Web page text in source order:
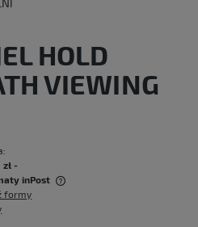
HOLD
VIEWING
-
inPost
kosztów płatności
formy